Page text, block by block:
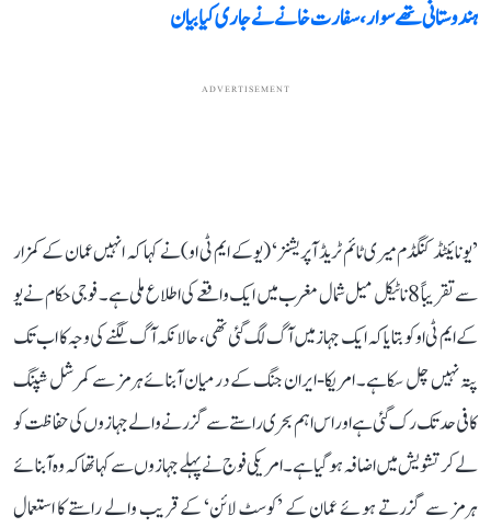
ہندوستانی تھے سوار، سفارت خانے نے جاری کیا بیان
ADVERTISEMENT
’یونائیٹڈ کنگڈم میری ٹائم ٹریڈ آپریشنز‘ (یو کے ایم ٹی او) نے کہا کہ انہیں عمان کے کمزار
سے تقریباً 8 ناٹیکل میل شمال مغرب میں ایک واقعے کی اطلاع ملی ہے۔ فوجی حکام نے یو
کے ایم ٹی او کو بتایا کہ ایک جہاز میں آگ لگ گئی تھی، حالانکہ آگ لگنے کی وجہ کا اب تک
پتہ نہیں چل سکا ہے۔ امریکا-ایران جنگ کے درمیان آبنائے ہرمز سے کمرشل شپنگ
کافی حد تک رک گئی ہے اور اس اہم بحری راستے سے گزرنے والے جہازوں کی حفاظت کو
لے کر تشویش میں اضافہ ہو گیا ہے۔ امریکی فوج نے پہلے جہازوں سے کہا تھا کہ وہ آبنائے
ہرمز سے گزرتے ہوئے عمان کے ’کوسٹ لائن‘ کے قریب والے راستے کا استعمال